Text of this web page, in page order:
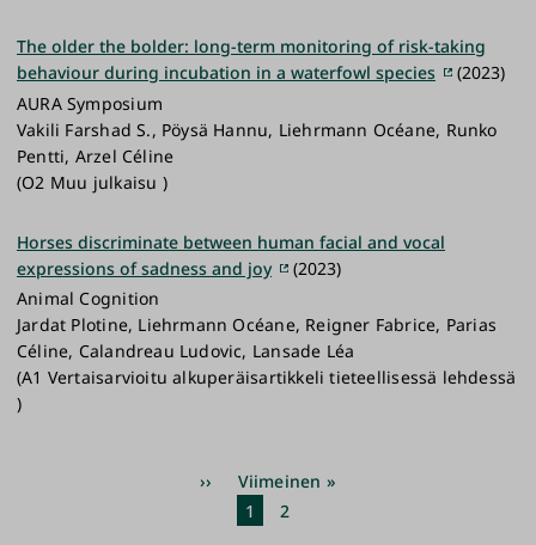
The older the bolder: long-term monitoring of risk-taking
behaviour during incubation in a waterfowl species
(2023)
AURA Symposium
Vakili Farshad S., Pöysä Hannu, Liehrmann Océane, Runko
Pentti, Arzel Céline
(O2 Muu julkaisu )
Horses discriminate between human facial and vocal
expressions of sadness and joy
(2023)
Animal Cognition
Jardat Plotine, Liehrmann Océane, Reigner Fabrice, Parias
Céline, Calandreau Ludovic, Lansade Léa
(A1 Vertaisarvioitu alkuperäisartikkeli tieteellisessä lehdessä
)
Seuraava
››
Viimeinen
sivu
Viimeinen »
Nykyinen
1 Sivu
2